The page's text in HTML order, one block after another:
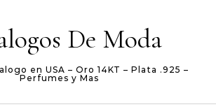
De Moda
en USA – Oro 14KT – Plata .925 –
Perfumes y Mas